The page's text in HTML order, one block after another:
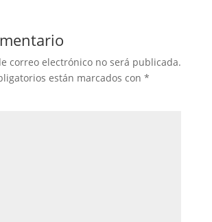
correo electrónico no será publicada.
están marcados con *